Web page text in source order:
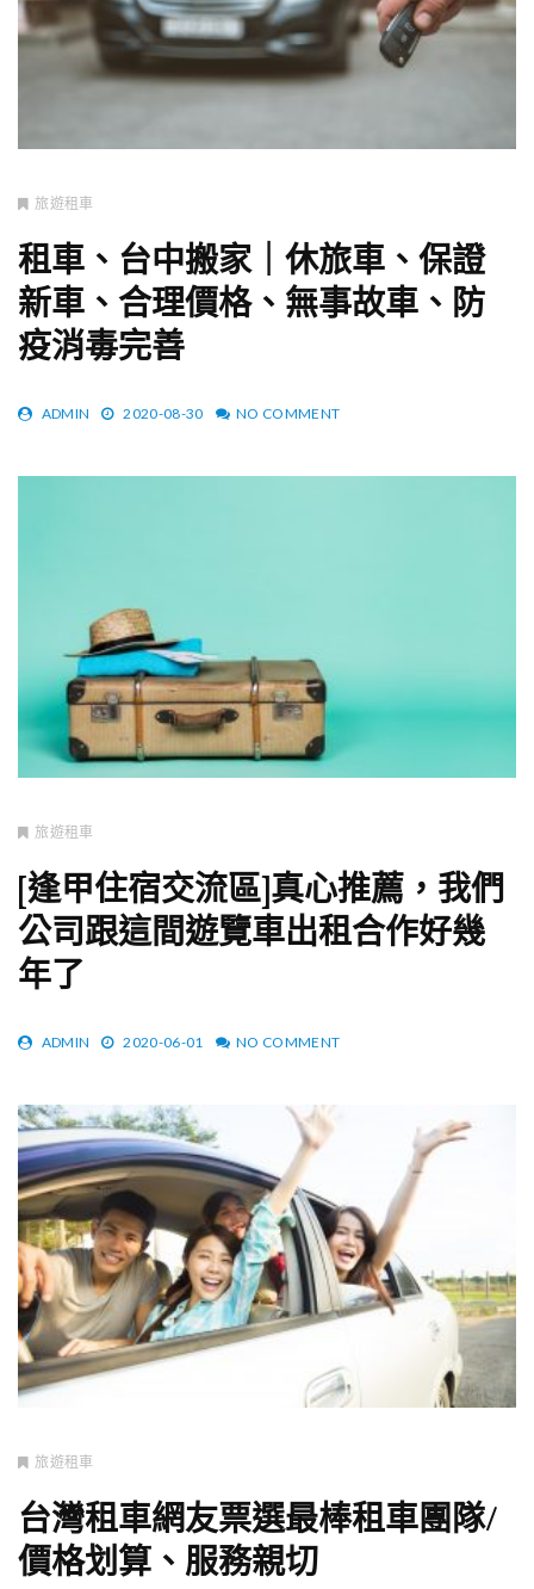
旅遊租車
租車、台中搬家｜休旅車、保證
新車、合理價格、無事故車、防
疫消毒完善
ADMIN 2020-08-30 NO COMMENT
旅遊租車
[逢甲住宿交流區]真心推薦，我們
公司跟這間遊覽車出租合作好幾
年了
ADMIN 2020-06-01 NO COMMENT
旅遊租車
台灣租車網友票選最棒租車團隊/
價格划算、服務親切